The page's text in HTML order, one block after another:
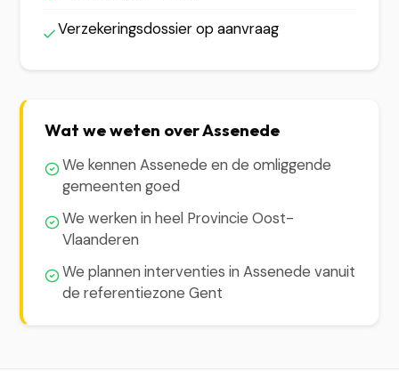
Verzekeringsdossier op aanvraag
Wat we weten over Assenede
We kennen Assenede en de omliggende
gemeenten goed
We werken in heel Provincie Oost-
Vlaanderen
We plannen interventies in Assenede vanuit
de referentiezone Gent